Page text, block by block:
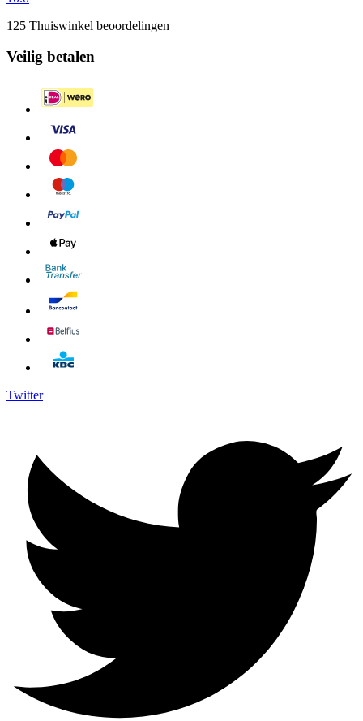
125 Thuiswinkel beoordelingen
Veilig betalen
Twitter